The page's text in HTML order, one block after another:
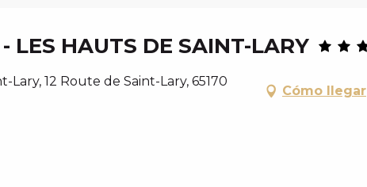
LES HAUTS DE SAINT-LARY
12 Route de Saint-Lary, 65170
Cómo llegar